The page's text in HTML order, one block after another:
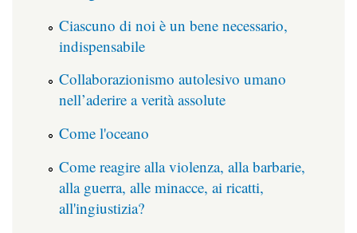
Ciascuno di noi è un bene necessario,
indispensabile
Collaborazionismo autolesivo umano
nell’aderire a verità assolute
Come l'oceano
Come reagire alla violenza, alla barbarie,
alla guerra, alle minacce, ai ricatti,
all'ingiustizia?